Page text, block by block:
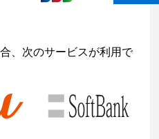
、次のサービスが利用で